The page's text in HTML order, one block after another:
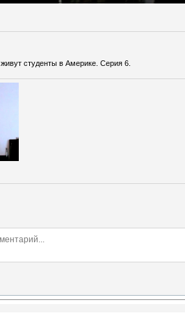
студенты в Америке. Серия 6.